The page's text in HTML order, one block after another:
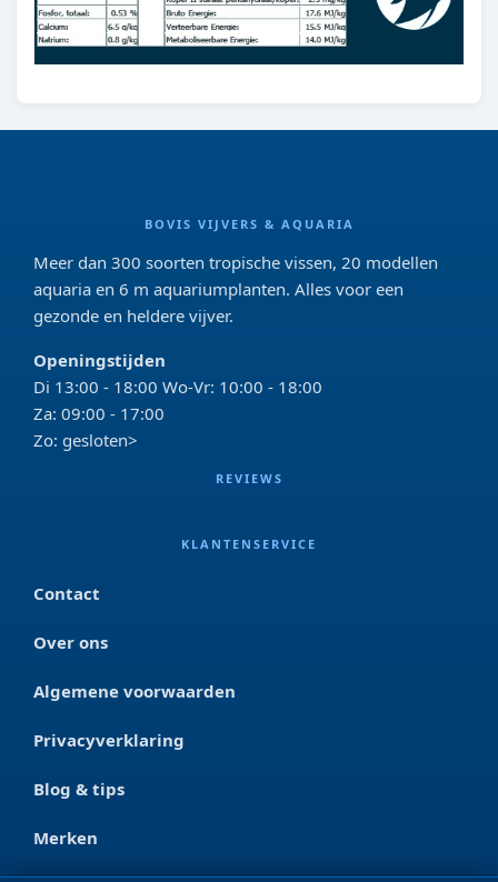
BOVIS VIJVERS & AQUARIA
Meer dan 300 soorten tropische vissen, 20 modellen
aquaria en 6 m aquariumplanten. Alles voor een
gezonde en heldere vijver.
Openingstijden
Di 13:00 - 18:00 Wo-Vr: 10:00 - 18:00
Za: 09:00 - 17:00
Zo: gesloten>
REVIEWS
KLANTENSERVICE
Contact
Over ons
Algemene voorwaarden
Privacyverklaring
Blog & tips
Merken